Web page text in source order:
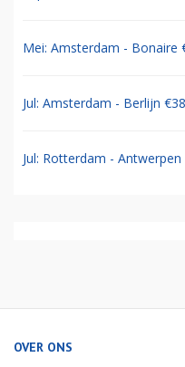
Mei: Amsterdam - Bonaire
Jul: Amsterdam - Berlijn €38
Jul: Rotterdam - Antwerpen
OVER ONS